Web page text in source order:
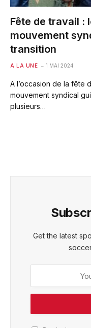
Fête de travail :
mouvement
transition
A LA UNE 1 MAI 2024
A l’occasion de la fête
mouvement syndical
plusieurs…
Get the latest